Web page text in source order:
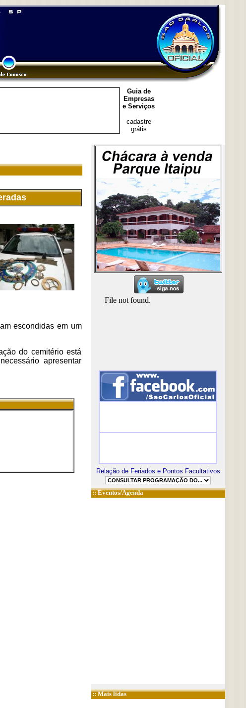
Guia de
Empresas
e Serviços
cadastre
grátis
escondidas em um
do cemitério está
apresentar
Relação de Feriados e Pontos Facultativos
::Eventos/Agenda
:: Mais lidas